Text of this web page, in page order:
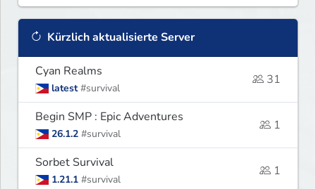
Kürzlich aktualisierte Server
Cyan Realms
latest #survival
31
Begin SMP : Epic Adventures
26.1.2 #survival
1
Sorbet Survival
1.21.1 #survival
1